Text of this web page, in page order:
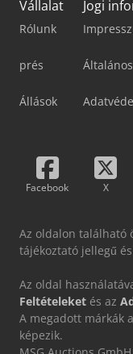
Vállalat
Rólunk
prés
Állások
Jogi
Facebook X
Az oldalon található
tájékoztató jellegű
Az oldal
Feltételeket és az
A megadott márkák
képezik.